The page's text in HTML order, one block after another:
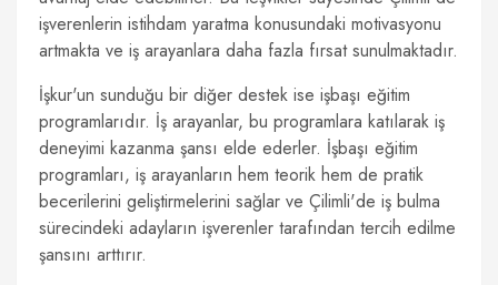
işverenlerin istihdam yaratma konusundaki motivasyonu
artmakta ve iş arayanlara daha fazla fırsat sunulmaktadır.
İşkur'un sunduğu bir diğer destek ise işbaşı eğitim
programlarıdır. İş arayanlar, bu programlara katılarak iş
deneyimi kazanma şansı elde ederler. İşbaşı eğitim
programları, iş arayanların hem teorik hem de pratik
becerilerini geliştirmelerini sağlar ve Çilimli'de iş bulma
sürecindeki adayların işverenler tarafından tercih edilme
şansını arttırır.